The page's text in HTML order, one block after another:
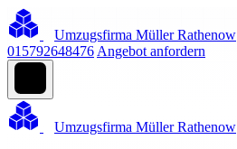
Umzugsfirma Müller Rathenow
015792648476 Angebot anfordern
Umzugsfirma Müller Rathenow